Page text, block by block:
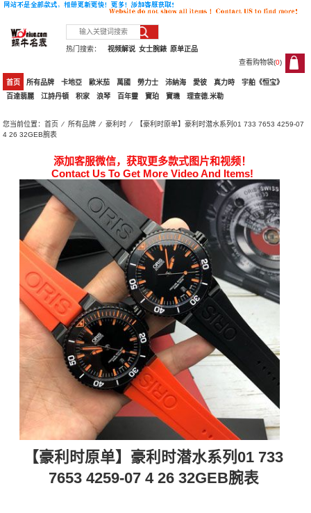
热门搜索： 原单正品
女士腕錶
视频解说
查看购物袋(0)
0
首页 所有品牌 卡地亞 歐米茄 萬國 勞力士 沛納海 愛彼 真力時
宇舶《恒宝》
百達翡麗
江詩丹頓 积家 浪琴 百年靈 寶珀 寶璣 理查德.米勒
您当前位置：首页 ⁄所有品牌 ⁄豪利时 ⁄ 【豪利时原单】豪利时潜水系列01 733 7653 4259-07
4 26 32GEB腕表
添加客服微信，获取更多款式图片和视频！
Contact Us To Get More Video And Items!
【豪利时原单】豪利时潜水系列01 733
7653 4259-07 4 26 32GEB腕表